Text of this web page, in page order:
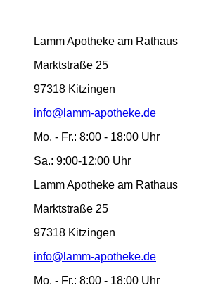
Lamm Apotheke am Rathaus
Marktstraße 25
97318 Kitzingen
info@lamm-apotheke.de
Mo. - Fr.: 8:00 - 18:00 Uhr
Sa.: 9:00-12:00 Uhr
Lamm Apotheke am Rathaus
Marktstraße 25
97318 Kitzingen
info@lamm-apotheke.de
Mo. - Fr.: 8:00 - 18:00 Uhr